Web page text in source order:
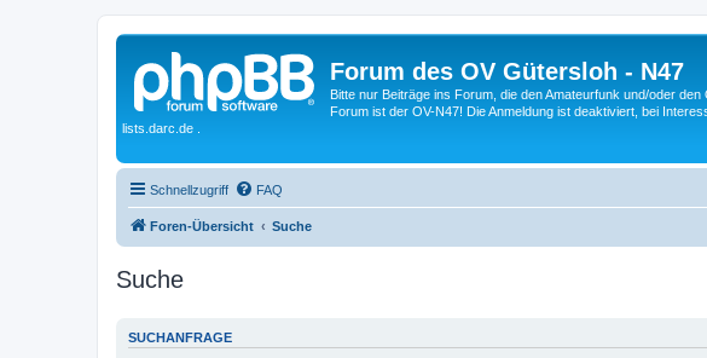
Forum des OV Gütersloh - N47
Bitte nur Beiträge ins Forum, die den Amateurfunk und/oder
Forum ist der OV-N47! Die Anmeldung ist deaktiviert, bei
lists.darc.de .
Schnellzugriff FAQ
Foren-Übersicht Suche
Suche
SUCHANFRAGE